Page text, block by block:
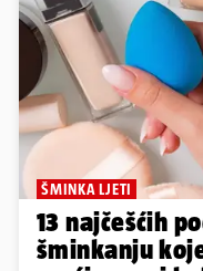
ŠMINKA LJETI
13 najčešćih
šminkanju